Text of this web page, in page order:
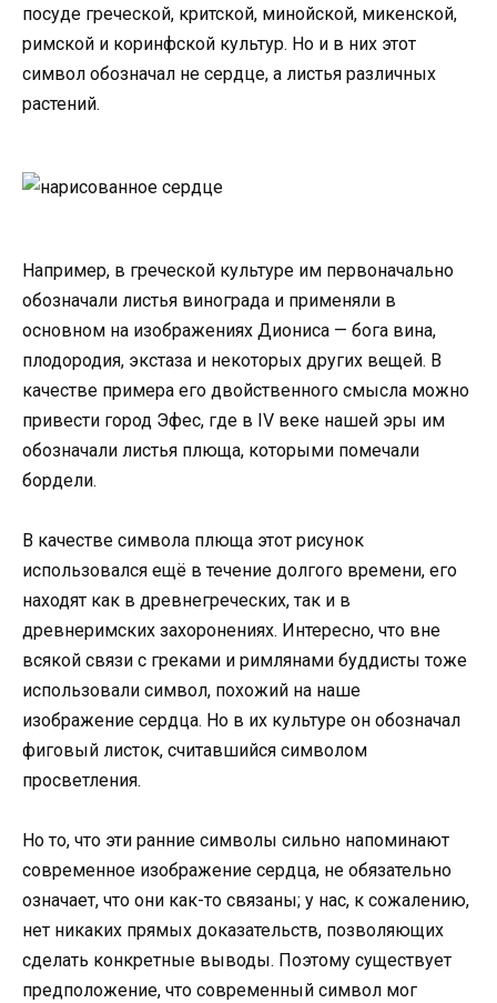
посуде греческой, критской, минойской, микенской,
римской и коринфской культур. Но и в них этот
символ обозначал не сердце, а листья различных
растений.
Например, в греческой культуре им первоначально
обозначали листья винограда и применяли в
основном на изображениях Диониса — бога вина,
плодородия, экстаза и некоторых других вещей. В
качестве примера его двойственного смысла можно
привести город Эфес, где в IV веке нашей эры им
обозначали листья плюща, которыми помечали
бордели.
В качестве символа плюща этот рисунок
использовался ещё в течение долгого времени, его
находят как в древнегреческих, так и в
древнеримских захоронениях. Интересно, что вне
всякой связи с греками и римлянами буддисты тоже
использовали символ, похожий на наше
изображение сердца. Но в их культуре он обозначал
фиговый листок, считавшийся символом
просветления.
Но то, что эти ранние символы сильно напоминают
современное изображение сердца, не обязательно
означает, что они как-то связаны; у нас, к сожалению,
нет никаких прямых доказательств, позволяющих
сделать конкретные выводы. Поэтому существует
предположение, что современный символ мог